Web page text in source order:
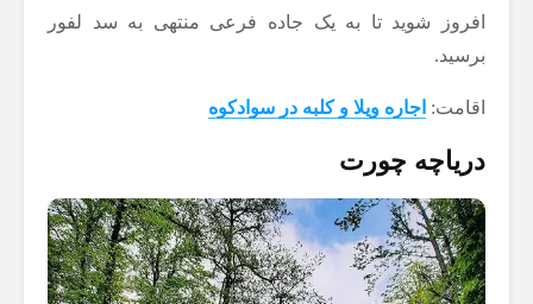
افروز شوید تا به یک جاده فرعی منتهی به سد لفور
برسید.
اقامت: اجاره ویلا و کلبه در سوادکوه
دریاچه چورت